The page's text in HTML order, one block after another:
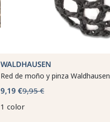
WALDHAUSEN
Red de moño y pinza Waldhausen
9,19 €9,95 €
1 color